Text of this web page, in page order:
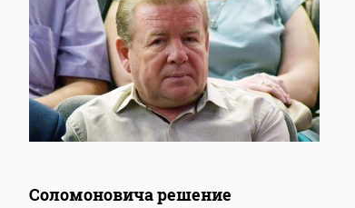
Соломоновича решение